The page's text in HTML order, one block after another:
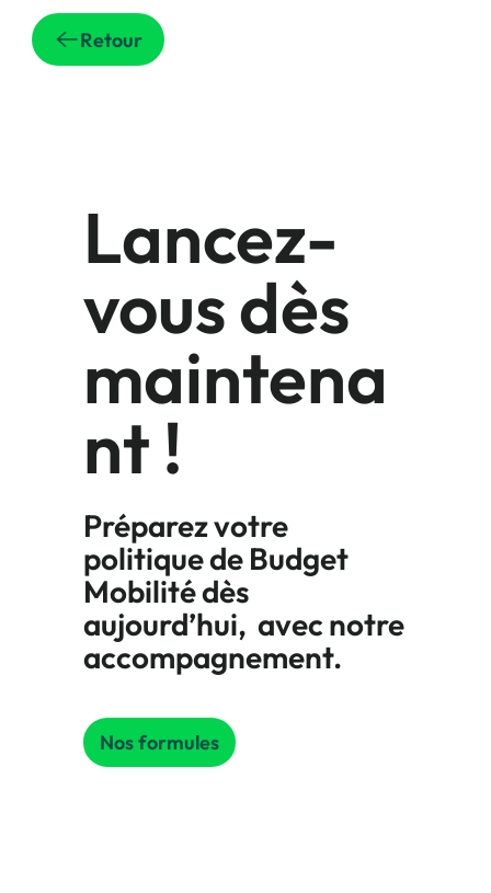
Retour
Lancez-
vous dès
maintena
nt !
Préparez votre
politique de Budget
Mobilité dès
aujourd’hui, avec notre
accompagnement.
Nos formules